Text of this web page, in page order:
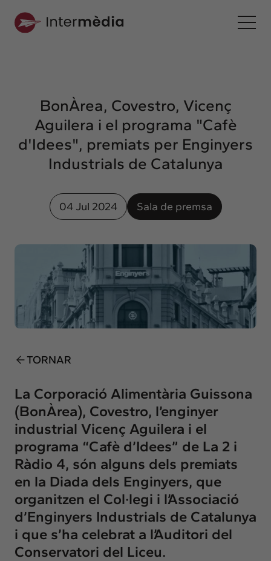
Sobre nosaltres
Interconnexió
Els nostres serveis
Interacció
Projectes
Intermèdia
Confidencial
Insights
Actualitat
Intercanvi
Contacte
info@intermedia.cat
BonÀrea, Covestro, Vicenç
Aguilera i el programa "Cafè
d'Idees", premiats per Enginyers
Industrials de Catalunya
04 Jul 2024 Sala de premsa
TORNAR
La Corporació Alimentària Guissona
(BonÀrea), Covestro, l’enginyer
industrial Vicenç Aguilera i el
programa “Cafè d’Idees” de La 2 i
Ràdio 4, són alguns dels premiats
en la Diada dels Enginyers, que
organitzen el Col·legi i l’Associació
d’Enginyers Industrials de Catalunya
i que s’ha celebrat a l’Auditori del
Conservatori del Liceu.